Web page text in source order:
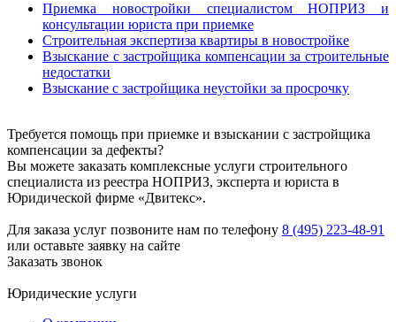
Приемка новостройки специалистом НОПРИЗ и
консультации юриста при приемке
Строительная экспертиза квартиры в новостройке
Взыскание с застройщика компенсации за строительные
недостатки
Взыскание с застройщика неустойки за просрочку
Требуется помощь при приемке и взыскании с застройщика
компенсации за дефекты?
Вы можете заказать комплексные услуги строительного
специалиста из реестра НОПРИЗ, эксперта и юриста в
Юридической фирме «Двитекс».
Для заказа услуг позвоните нам по телефону 8 (495) 223-48-91
или оставьте заявку на сайте
Заказать звонок
Юридические услуги